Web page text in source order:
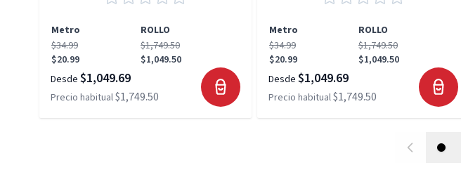
Metro
ROLLO
$34.99
$20.99
$1,749.50
$1,049.50
Desde $1,049.69
Precio habitual$1,749.50
Metro
ROLLO
$34.99
$20.99
$1,749.50
$1,049.50
Desde $1,049.69
Precio habitual$1,749.50